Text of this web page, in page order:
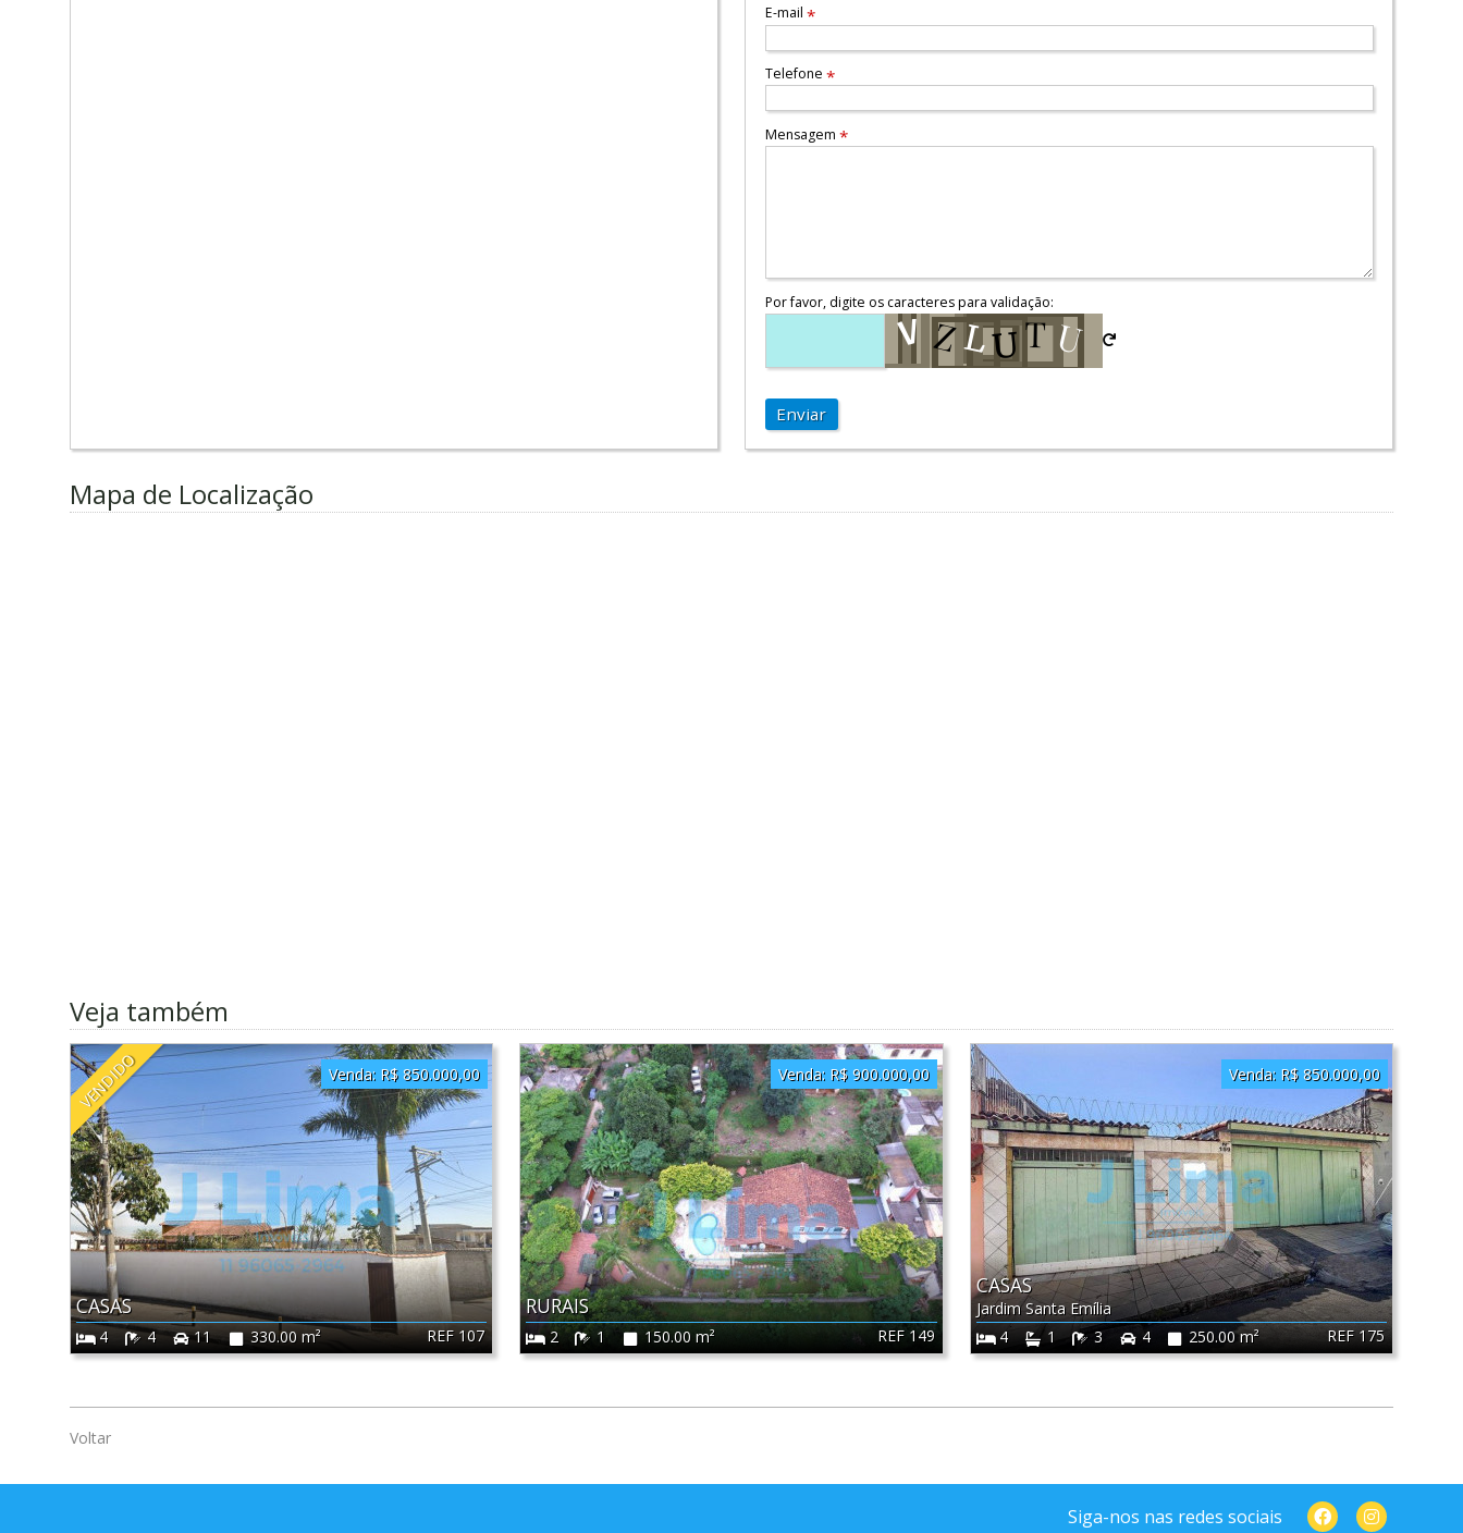
E-mail *
Telefone *
Mensagem *
Por favor, digite os caracteres para validação:
Enviar
Mapa de Localização
Veja também
VENDIDO
REF 107
CASAS
4 4 11 330.00 m²
Venda: R$ 850.000,00
REF 149
RURAIS
2 1 150.00 m²
Venda: R$ 900.000,00
REF 175
CASAS
Jardim Santa Emília
4
1 3 4 250.00 m²
Venda: R$ 850.000,00
Voltar
Siga-nos nas redes sociais